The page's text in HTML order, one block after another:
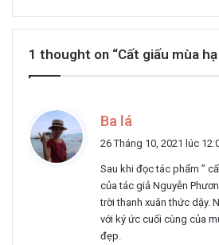
1 thought on “Cất giấu mùa
Ba lá
t
:
26 Tháng 10, 2021 lúc
Sau khi đọc tác phẩm ”
của tác giả Nguyễn
trời thanh xuân thức dậy.
với ký ức cuối cùng của
đẹp.